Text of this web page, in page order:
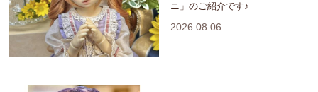
ニ」のご紹介です♪
2026.08.06